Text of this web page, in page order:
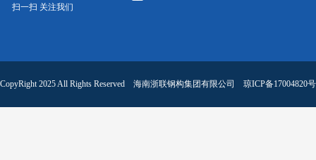
扫一扫 关注我们
CopyRight 2025 All Rights Reserved 海南浙联钢构集团有限公司 琼ICP备17004820